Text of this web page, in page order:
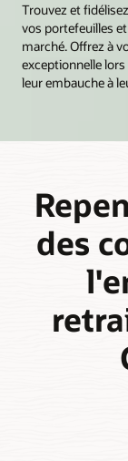
Trouvez et
vos portefeuilles
marché. Offrez à
exceptionnelle
leur embauche à
des